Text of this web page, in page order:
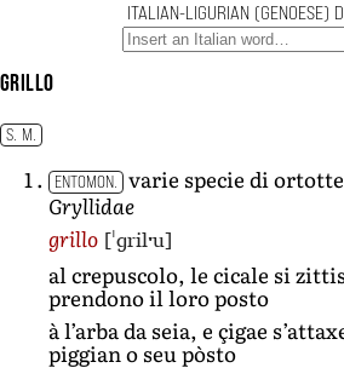
ITALIAN-LIGURIAN (GENOESE)
grillo
S. M.
ENTOMON.
varie specie di
Gryllidae
grillo [ˈɡrilˑu]
al crepuscolo, le cicale si
prendono il loro posto
à l’arba da seia, e çigae
piggian o seu pòsto